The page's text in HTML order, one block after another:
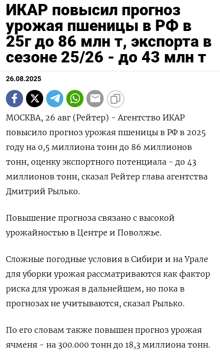
ИКАР повысил прогноз
урожая пшеницы в РФ в
25г до 86 млн т, экспорта в
сезоне 25/26 - до 43 млн т
26.08.2025
МОСКВА, 26 авг (Рейтер) - Агентство ИКАР
повысило прогноз урожая пшеницы в РФ в 2025
году на 0,5 миллиона тонн до 86 миллионов
тонн, оценку экспортного потенциала - до 43
миллионов тонн, сказал Рейтер глава агентства
Дмитрий Рылько.
Повышение прогноза связано с высокой
урожайностью в Центре и Поволжье.
Сложные погодные условия в Сибири и на Урале
для уборки урожая рассматриваются как фактор
риска для урожая в дальнейшем, но пока в
прогнозах не учитываются, сказал Рылько.
По его словам также повышен прогноз урожая
ячменя - на 300.000 тонн до 18,3 миллиона тонн.